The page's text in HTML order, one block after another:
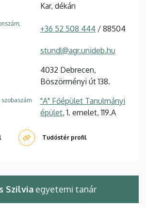
Kar, dékán
+36 52 508 444 / 88504
stundl@agr.unideb.hu
4032 Debrecen,
Böszörményi út 138.
szobaszám
"A" Főépület Tanulmányi
épület, 1. emelet, 119.A
Tudóstér profil
Szilvia egyetemi tanár